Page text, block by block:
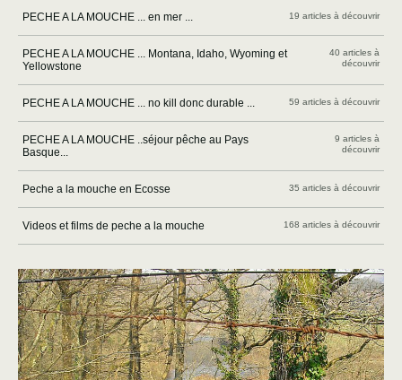
PECHE A LA MOUCHE ... en mer ... 19 articles à découvrir
PECHE A LA MOUCHE ... Montana, Idaho, Wyoming et
Yellowstone
40 articles à
découvrir
PECHE A LA MOUCHE ... no kill donc durable ... 59 articles à découvrir
PECHE A LA MOUCHE ..séjour pêche au Pays
Basque...
9 articles à
découvrir
Peche a la mouche en Ecosse 35 articles à découvrir
Videos et films de peche a la mouche 168 articles à découvrir